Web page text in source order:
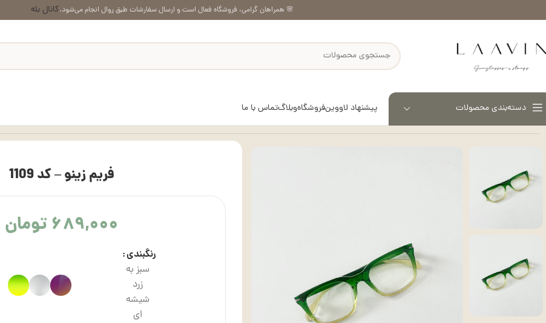
🌸 همراهان گرامی، فروشگاه فعال است و ارسال سفارشات طبق روال انجام می‌شود.کانال بله
دسته‌بندی محصولات پیشنهاد لاووینفروشگاهوبلاگتماس با ما
فریم زینو – کد 1109
۶۸۹,۰۰۰ تومان
رنگبندی
سبز به
زرد
شیشه
ای